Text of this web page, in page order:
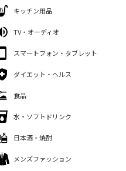
キッチン用品
TV・オーディオ
スマートフォン・タブレット
ダイエット・ヘルス
食品
水・ソフトドリンク
日本酒・焼酎
メンズファッション